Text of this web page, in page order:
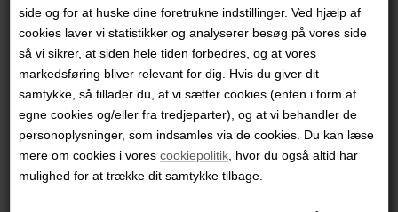
side og for at huske dine foretrukne indstillinger. Ved hjælp af
cookies laver vi statistikker og analyserer besøg på vores side
så vi sikrer, at siden hele tiden forbedres, og at vores
markedsføring bliver relevant for dig. Hvis du giver dit
samtykke, så tillader du, at vi sætter cookies (enten i form af
egne cookies og/eller fra tredjeparter), og at vi behandler de
personoplysninger, som indsamles via de cookies. Du kan læse
mere om cookies i vorescookiepolitik , hvor du også altid har
mulighed for at trække dit samtykke tilbage.
2.400,00DKK
"Mandagstango med guldsko og pasteløreklips"
42 x 32 cm.